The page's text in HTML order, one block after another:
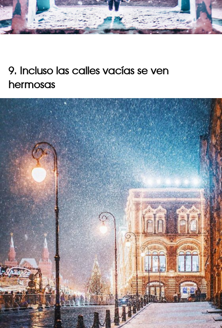
9. Incluso las calles vacías se ven
hermosas